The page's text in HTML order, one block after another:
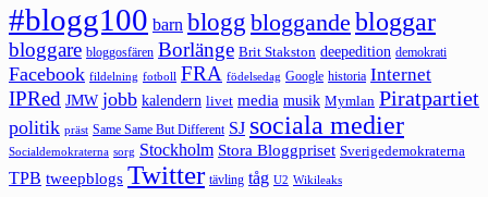
#blogg100 barn blogg bloggande bloggar
bloggare bloggosfären Borlänge Brit Stakston deepedition demokrati
Facebook fildelning fotboll FRA födelsedag Google historia Internet
IPRed JMW jobb kalendern livet media musik Mymlan Piratpartiet
politik präst Same Same But Different SJ sociala medier
Socialdemokraterna sorg Stockholm Stora Bloggpriset Sverigedemokraterna
TPB tweepblogs Twitter tävling tåg U2 Wikileaks